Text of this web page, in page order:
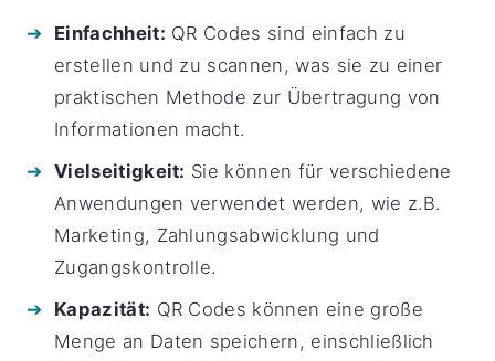
Einfachheit: QR Codes sind einfach zu
erstellen und zu scannen, was sie zu einer
praktischen Methode zur Übertragung von
Informationen macht.
Vielseitigkeit: Sie können für verschiedene
Anwendungen verwendet werden, wie z.B.
Marketing, Zahlungsabwicklung und
Zugangskontrolle.
Kapazität: QR Codes können eine große
Menge an Daten speichern, einschließlich